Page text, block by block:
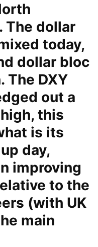
The dollar
today,
dollar bloc
The DXY
out a
this
is its
day,
improving
to the
(with UK
main